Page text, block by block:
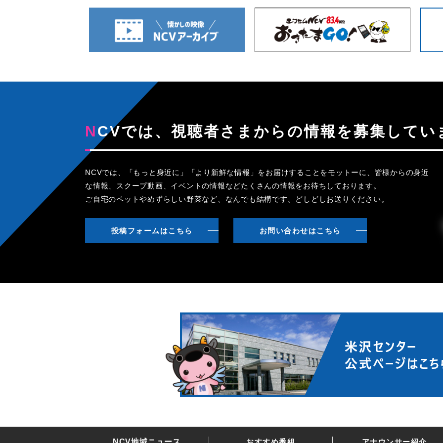
NCVでは、視聴者さまからの情報を募集してい
NCVでは、「もっと身近に」「より新鮮な情報」をお届けすることをモットーに、皆様からの身近
な情報、スクープ動画、イベントの情報などたくさんの情報をお待ちしております。
ご自宅のペットやめずらしい野菜など、なんでも結構です。どしどしお送りください。
投稿フォームはこちら お問い合わせはこちら